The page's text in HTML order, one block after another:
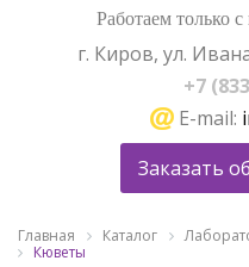
Работаем только
г. Киров, ул.
+7
E-mail:
Заказать
Главная Каталог
Кюветы